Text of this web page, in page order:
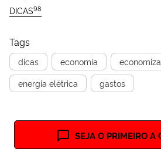
DICAS98
Tags
dicas economia
energia elétrica
gastos
SEJA O PRIMEIRO A